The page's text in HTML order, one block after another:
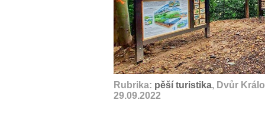
Rubrika: pěší turistika, Dvůr
29.09.2022